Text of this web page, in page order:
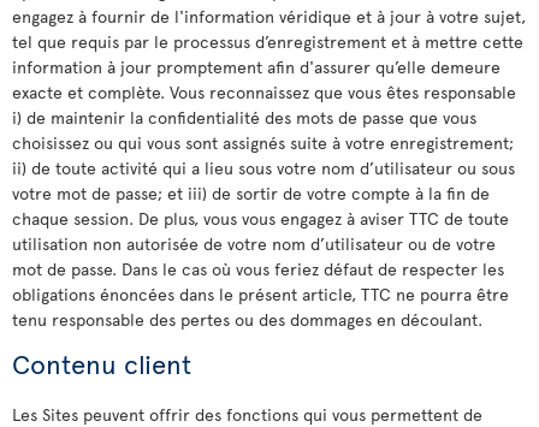
engagez à fournir de l'information véridique et à jour à votre sujet,
tel que requis par le processus d’enregistrement et à mettre cette
information à jour promptement afin d'assurer qu’elle demeure
exacte et complète. Vous reconnaissez que vous êtes responsable
i) de maintenir la confidentialité des mots de passe que vous
choisissez ou qui vous sont assignés suite à votre enregistrement;
ii) de toute activité qui a lieu sous votre nom d’utilisateur ou sous
votre mot de passe; et iii) de sortir de votre compte à la fin de
chaque session. De plus, vous vous engagez à aviser TTC de toute
utilisation non autorisée de votre nom d’utilisateur ou de votre
mot de passe. Dans le cas où vous feriez défaut de respecter les
obligations énoncées dans le présent article, TTC ne pourra être
tenu responsable des pertes ou des dommages en découlant.
Contenu client
Les Sites peuvent offrir des fonctions qui vous permettent de